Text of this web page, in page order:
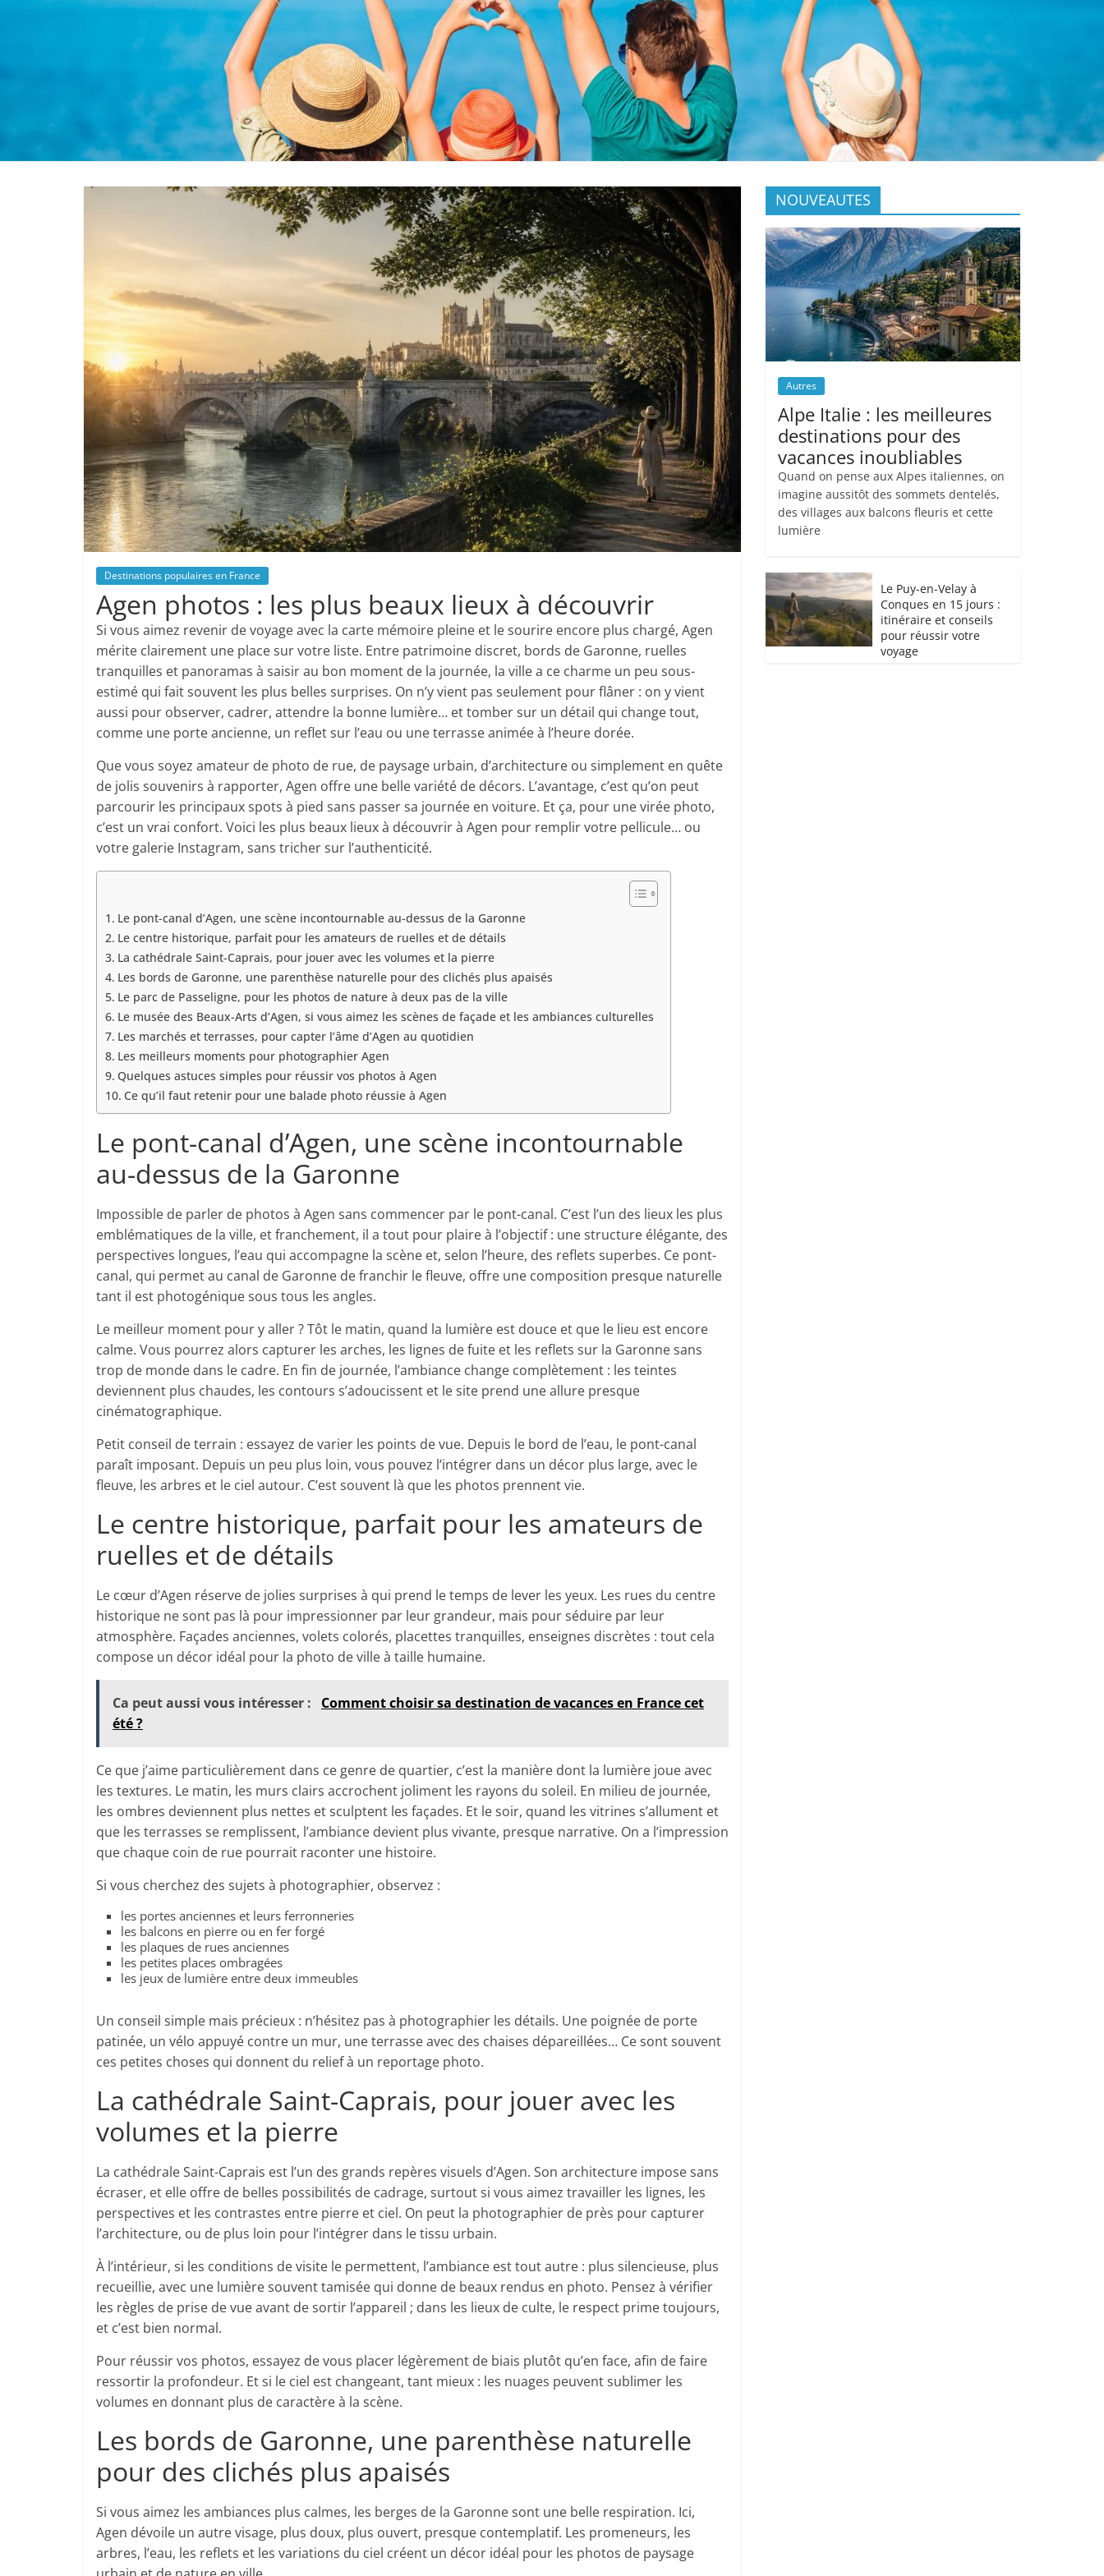
Destinations populaires en France
Agen photos : les plus beaux lieux à découvrir
Si vous aimez revenir de voyage avec la carte mémoire pleine et le sourire encore plus chargé, Agen
mérite clairement une place sur votre liste. Entre patrimoine discret, bords de Garonne, ruelles
tranquilles et panoramas à saisir au bon moment de la journée, la ville a ce charme un peu sous-
estimé qui fait souvent les plus belles surprises. On n’y vient pas seulement pour flâner : on y vient
aussi pour observer, cadrer, attendre la bonne lumière… et tomber sur un détail qui change tout,
comme une porte ancienne, un reflet sur l’eau ou une terrasse animée à l’heure dorée.
Que vous soyez amateur de photo de rue, de paysage urbain, d’architecture ou simplement en quête
de jolis souvenirs à rapporter, Agen offre une belle variété de décors. L’avantage, c’est qu’on peut
parcourir les principaux spots à pied sans passer sa journée en voiture. Et ça, pour une virée photo,
c’est un vrai confort. Voici les plus beaux lieux à découvrir à Agen pour remplir votre pellicule… ou
votre galerie Instagram, sans tricher sur l’authenticité.
Le pont-canal d’Agen, une scène incontournable au-dessus de la Garonne
Le centre historique, parfait pour les amateurs de ruelles et de détails
La cathédrale Saint-Caprais, pour jouer avec les volumes et la pierre
Les bords de Garonne, une parenthèse naturelle pour des clichés plus apaisés
Le parc de Passeligne, pour les photos de nature à deux pas de la ville
Le musée des Beaux-Arts d’Agen, si vous aimez les scènes de façade et les ambiances culturelles
Les marchés et terrasses, pour capter l’âme d’Agen au quotidien
Les meilleurs moments pour photographier Agen
Quelques astuces simples pour réussir vos photos à Agen
Ce qu’il faut retenir pour une balade photo réussie à Agen
Le pont-canal d’Agen, une scène incontournable
au-dessus de la Garonne
Impossible de parler de photos à Agen sans commencer par le pont-canal. C’est l’un des lieux les plus
emblématiques de la ville, et franchement, il a tout pour plaire à l’objectif : une structure élégante, des
perspectives longues, l’eau qui accompagne la scène et, selon l’heure, des reflets superbes. Ce pont-
canal, qui permet au canal de Garonne de franchir le fleuve, offre une composition presque naturelle
tant il est photogénique sous tous les angles.
Le meilleur moment pour y aller ? Tôt le matin, quand la lumière est douce et que le lieu est encore
calme. Vous pourrez alors capturer les arches, les lignes de fuite et les reflets sur la Garonne sans
trop de monde dans le cadre. En fin de journée, l’ambiance change complètement : les teintes
deviennent plus chaudes, les contours s’adoucissent et le site prend une allure presque
cinématographique.
Petit conseil de terrain : essayez de varier les points de vue. Depuis le bord de l’eau, le pont-canal
paraît imposant. Depuis un peu plus loin, vous pouvez l’intégrer dans un décor plus large, avec le
fleuve, les arbres et le ciel autour. C’est souvent là que les photos prennent vie.
Le centre historique, parfait pour les amateurs de
ruelles et de détails
Le cœur d’Agen réserve de jolies surprises à qui prend le temps de lever les yeux. Les rues du centre
historique ne sont pas là pour impressionner par leur grandeur, mais pour séduire par leur
atmosphère. Façades anciennes, volets colorés, placettes tranquilles, enseignes discrètes : tout cela
compose un décor idéal pour la photo de ville à taille humaine.
Ca peut aussi vous intéresser :
Comment choisir sa destination de vacances en France cet
été ?
Ce que j’aime particulièrement dans ce genre de quartier, c’est la manière dont la lumière joue avec
les textures. Le matin, les murs clairs accrochent joliment les rayons du soleil. En milieu de journée,
les ombres deviennent plus nettes et sculptent les façades. Et le soir, quand les vitrines s’allument et
que les terrasses se remplissent, l’ambiance devient plus vivante, presque narrative. On a l’impression
que chaque coin de rue pourrait raconter une histoire.
Si vous cherchez des sujets à photographier, observez :
les portes anciennes et leurs ferronneries
les balcons en pierre ou en fer forgé
les plaques de rues anciennes
les petites places ombragées
les jeux de lumière entre deux immeubles
Un conseil simple mais précieux : n’hésitez pas à photographier les détails. Une poignée de porte
patinée, un vélo appuyé contre un mur, une terrasse avec des chaises dépareillées… Ce sont souvent
ces petites choses qui donnent du relief à un reportage photo.
La cathédrale Saint-Caprais, pour jouer avec les
volumes et la pierre
La cathédrale Saint-Caprais est l’un des grands repères visuels d’Agen. Son architecture impose sans
écraser, et elle offre de belles possibilités de cadrage, surtout si vous aimez travailler les lignes, les
perspectives et les contrastes entre pierre et ciel. On peut la photographier de près pour capturer
l’architecture, ou de plus loin pour l’intégrer dans le tissu urbain.
À l’intérieur, si les conditions de visite le permettent, l’ambiance est tout autre : plus silencieuse, plus
recueillie, avec une lumière souvent tamisée qui donne de beaux rendus en photo. Pensez à vérifier
les règles de prise de vue avant de sortir l’appareil ; dans les lieux de culte, le respect prime toujours,
et c’est bien normal.
Pour réussir vos photos, essayez de vous placer légèrement de biais plutôt qu’en face, afin de faire
ressortir la profondeur. Et si le ciel est changeant, tant mieux : les nuages peuvent sublimer les
volumes en donnant plus de caractère à la scène.
Les bords de Garonne, une parenthèse naturelle
pour des clichés plus apaisés
Si vous aimez les ambiances plus calmes, les berges de la Garonne sont une belle respiration. Ici,
Agen dévoile un autre visage, plus doux, plus ouvert, presque contemplatif. Les promeneurs, les
arbres, l’eau, les reflets et les variations du ciel créent un décor idéal pour les photos de paysage
NOUVEAUTES
Autres
Alpe Italie : les meilleures
destinations pour des
vacances inoubliables
Quand on pense aux Alpes italiennes, on
imagine aussitôt des sommets dentelés,
des villages aux balcons fleuris et cette
lumière
Le Puy-en-Velay à
Conques en 15 jours :
itinéraire et conseils
pour réussir votre
voyage